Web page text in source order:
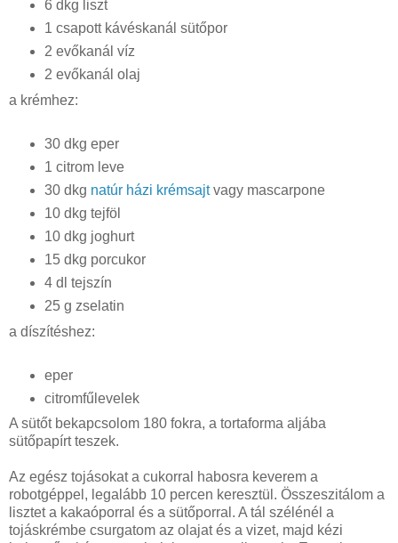
6 dkg liszt
1 csapott kávéskanál sütőpor
2 evőkanál víz
2 evőkanál olaj
a krémhez:
30 dkg eper
1 citrom leve
30 dkg natúr házi krémsajtvagy mascarpone
10 dkg tejföl
10 dkg joghurt
15 dkg porcukor
4 dl tejszín
25 g zselatin
a díszítéshez:
eper
citromfűlevelek
A sütőt bekapcsolom 180 fokra, a tortaforma aljába
sütőpapírt teszek.
Az egész tojásokat a cukorral habosra keverem a
robotgéppel, legalább 10 percen keresztül. Összeszitálom a
lisztet a kakaóporral és a sütőporral. A tál szélénél a
tojáskrémbe csurgatom az olajat és a vizet, majd kézi